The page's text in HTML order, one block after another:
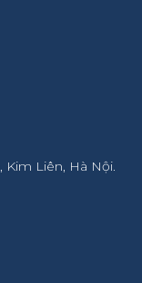
, Kim Liên, Hà Nội.